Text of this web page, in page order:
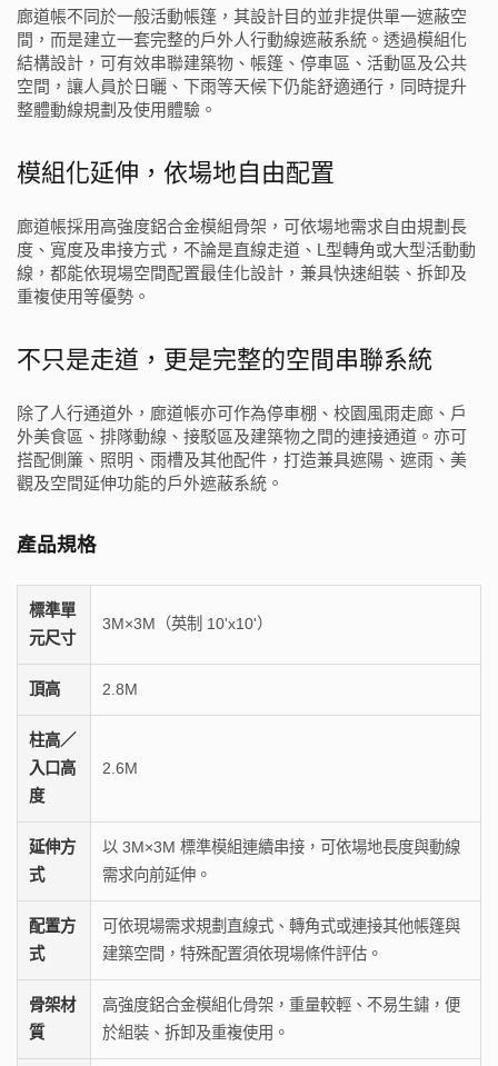
廊道帳不同於一般活動帳篷，其設計目的並非提供單一遮蔽空
間，而是建立一套完整的戶外人行動線遮蔽系統。透過模組化
結構設計，可有效串聯建築物、帳篷、停車區、活動區及公共
空間，讓人員於日曬、下雨等天候下仍能舒適通行，同時提升
整體動線規劃及使用體驗。
模組化延伸，依場地自由配置
廊道帳採用高強度鋁合金模組骨架，可依場地需求自由規劃長
度、寬度及串接方式，不論是直線走道、L型轉角或大型活動動
線，都能依現場空間配置最佳化設計，兼具快速組裝、拆卸及
重複使用等優勢。
不只是走道，更是完整的空間串聯系統
除了人行通道外，廊道帳亦可作為停車棚、校園風雨走廊、戶
外美食區、排隊動線、接駁區及建築物之間的連接通道。亦可
搭配側簾、照明、雨槽及其他配件，打造兼具遮陽、遮雨、美
觀及空間延伸功能的戶外遮蔽系統。
產品規格
標準單
元尺寸
3M×3M（英制 10'x10'）
頂高 2.8M
柱高／
入口高
度
2.6M
延伸方
式
以 3M×3M 標準模組連續串接，可依場地長度與動線
需求向前延伸。
配置方
式
可依現場需求規劃直線式、轉角式或連接其他帳篷與
建築空間，特殊配置須依現場條件評估。
骨架材
質
高強度鋁合金模組化骨架，重量較輕、不易生鏽，便
於組裝、拆卸及重複使用。